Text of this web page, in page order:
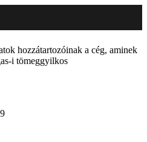
hozzátartozóinak a cég, aminek
i tömeggyilkos